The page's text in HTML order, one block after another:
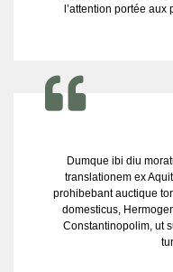
l’attention portée
Dumque ibi diu
translationem ex
prohibebant auctique
domesticus,
Constantinopolim, ut